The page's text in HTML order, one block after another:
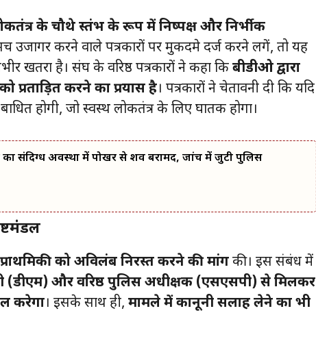
के चौथे स्तंभ के रूप में निष्पक्ष और निर्भीक
उजागर करने वाले पत्रकारों पर मुकदमे दर्ज करने लगें, तो यह
खतरा है। संघ के वरिष्ठ पत्रकारों ने कहा किबीडीओ द्वारा
प्रताड़ित करने का प्रयास है। पत्रकारों ने चेतावनी दी कि यदि
होगी, जो स्वस्थ लोकतंत्र के लिए घातक होगा।
का संदिग्ध अवस्था में पोखर से शव बरामद, जांच में जुटी पुलिस
प्राथमिकी को अविलंब निरस्त करने की मांगकी। इस संबंध में
(डीएम) और वरिष्ठ पुलिस अधीक्षक (एसएसपी) से मिलकर
करेगा। इसके साथ ही, मामले में कानूनी सलाह लेने का भी